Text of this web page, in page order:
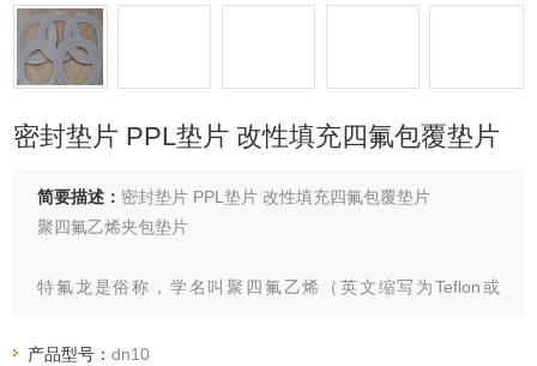
密封垫片 PPL垫片 改性填充四氟包覆垫片
简要描述： 密封垫片 PPL垫片 改性填充四氟包覆垫片
聚四氟乙烯夹包垫片
特氟龙是俗称，学名叫聚四氟乙烯（英文缩写为Teflon或
龙"、“特氟隆"（teflon）、“特氟龙"、“特富隆"、“泰氟龙"等。
产品型号：dn10